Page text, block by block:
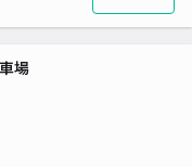
場